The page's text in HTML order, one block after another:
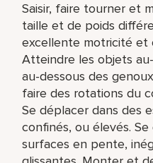
Saisir, faire tourner et
taille et de poids
excellente motricité et
Atteindre les objets
au-dessous des
faire des rotations du
Se déplacer dans des
confinés, ou élevés.
surfaces en pente,